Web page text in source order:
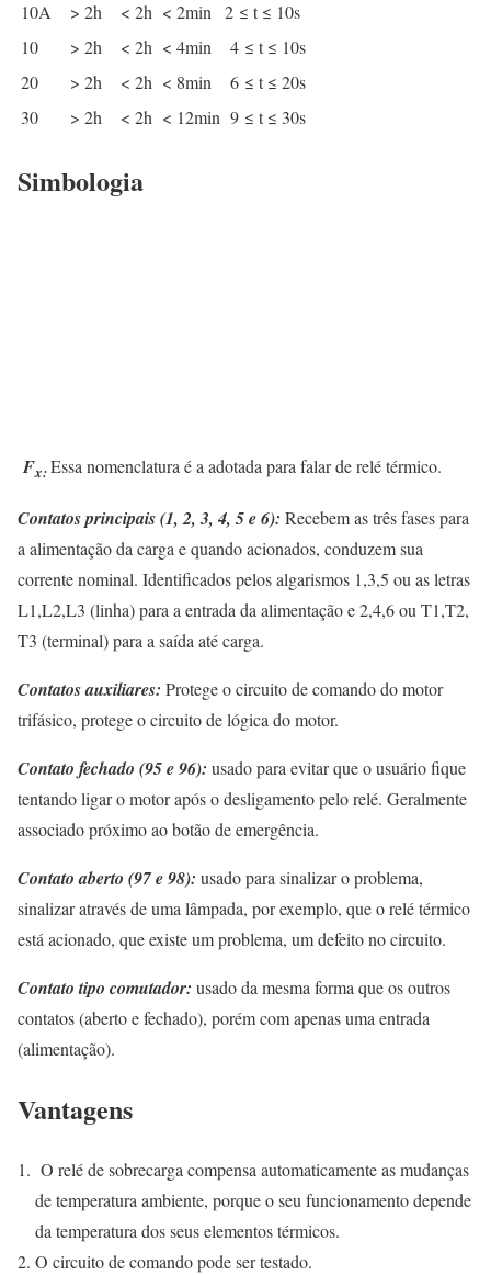
10A > 2h < 2h < 2min 2 ≤ t ≤ 10s
10
> 2h < 2h < 4min
4 ≤ t ≤ 10s
20
> 2h < 2h < 8min
6 ≤ t ≤ 20s
30
> 2h < 2h < 12min 9 ≤ t ≤ 30s
Simbologia
Fx:Essa nomenclatura é a adotada para falar de relé térmico.
Contatos principais (1, 2, 3, 4, 5 e 6): Recebem as três fases para
a alimentação da carga e quando acionados, conduzem sua
corrente nominal. Identificados pelos algarismos 1,3,5 ou as letras
L1,L2,L3 (linha) para a entrada da alimentação e 2,4,6 ou T1,T2,
T3 (terminal) para a saída até carga.
Contatos auxiliares: Protege o circuito de comando do motor
trifásico, protege o circuito de lógica do motor.
Contato fechado (95 e 96): usado para evitar que o usuário fique
tentando ligar o motor após o desligamento pelo relé. Geralmente
associado próximo ao botão de emergência.
Contato aberto (97 e 98): usado para sinalizar o problema,
sinalizar através de uma lâmpada, por exemplo, que o relé térmico
está acionado, que existe um problema, um defeito no circuito.
Contato tipo comutador: usado da mesma forma que os outros
contatos (aberto e fechado), porém com apenas uma entrada
(alimentação).
Vantagens
O relé de sobrecarga compensa automaticamente as mudanças
de temperatura ambiente, porque o seu funcionamento depende
da temperatura dos seus elementos térmicos.
O circuito de comando pode ser testado.